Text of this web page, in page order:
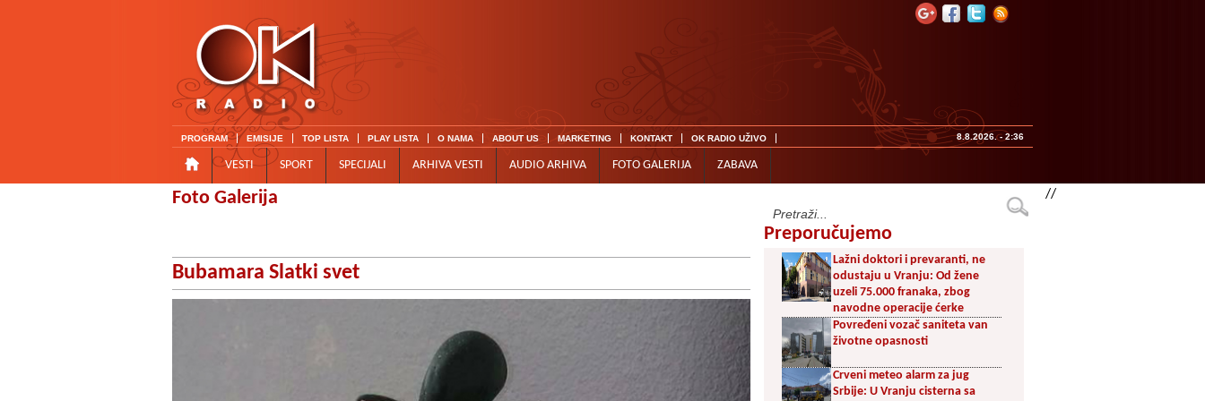
PROGRAM EMISIJE TOP LISTA PLAY LISTA O NAMA ABOUT US MARKETING KONTAKT OK RADIO UŽIVO 8.8.2026. - 2:36
VESTI SPORT SPECIJALI ARHIVA VESTI AUDIO ARHIVA FOTO GALERIJA ZABAVA
Foto Galerija
Bubamara Slatki svet
Preporučujemo
Lažni doktori i prevaranti, ne
odustaju u Vranju: Od žene
uzeli 75.000 franaka, zbog
navodne operacije ćerke
Povređeni vozač saniteta van
životne opasnosti
Crveni meteo alarm za jug
Srbije: U Vranju cisterna sa
//